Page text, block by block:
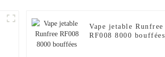
Vape jetable Runfree
RF008 8000 bouffées